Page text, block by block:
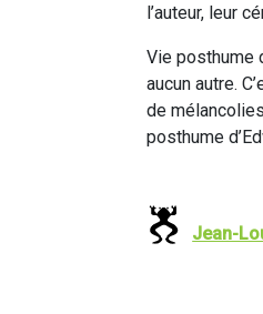
l’auteur, leur
Vie posthume
aucun autre.
de
posthume
Jean-